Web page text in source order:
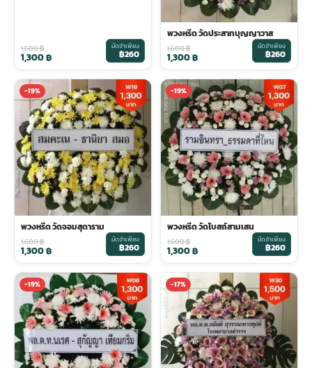
1,600฿
1,300฿
มัดจำเพียง
฿260
พวงหรีด วัดประสาทบุญญาวาส
1,600฿
1,300฿
มัดจำเพียง
฿260
-19%
พวงหรีด วัดจอมสุดาราม
1,600฿
1,300฿
มัดจำเพียง
฿260
-19%
พวงหรีด วัดโบสถ์สามเสน
1,600฿
1,300฿
มัดจำเพียง
฿260
-19% -17%